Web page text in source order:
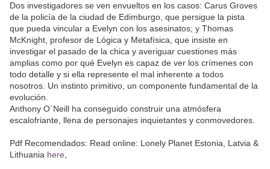
Dos investigadores se ven envueltos en los casos: Carus Groves
de la policía de la ciudad de Edimburgo, que persigue la pista
que pueda vincular a Evelyn con los asesinatos; y Thomas
McKnight, profesor de Lógica y Metafísica, que insiste en
investigar el pasado de la chica y averiguar cuestiones más
amplias como por qué Evelyn es capaz de ver los crímenes con
todo detalle y si ella represente el mal inherente a todos
nosotros. Un instinto primitivo, un componente fundamental de la
evolución.
Anthony O`Neill ha conseguido construir una atmósfera
escalofriante, llena de personajes inquietantes y conmovedores.
Pdf Recomendados: Read online: Lonely Planet Estonia, Latvia &
Lithuania here